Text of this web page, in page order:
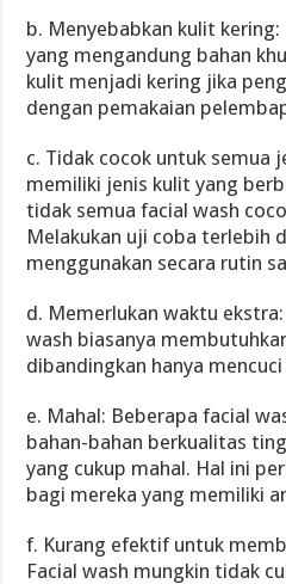
b. Menyebabkan kulit
yang mengandung bahan
kulit menjadi kering jika
dengan pemakaian
c. Tidak cocok untuk semua
memiliki jenis kulit yang
tidak semua facial wash
Melakukan uji coba terlebih
menggunakan secara rutin
d. Memerlukan waktu
wash biasanya
dibandingkan hanya
e. Mahal: Beberapa facial
bahan-bahan berkualitas
yang cukup mahal. Hal ini
bagi mereka yang memiliki
f. Kurang efektif untuk
Facial wash mungkin tidak